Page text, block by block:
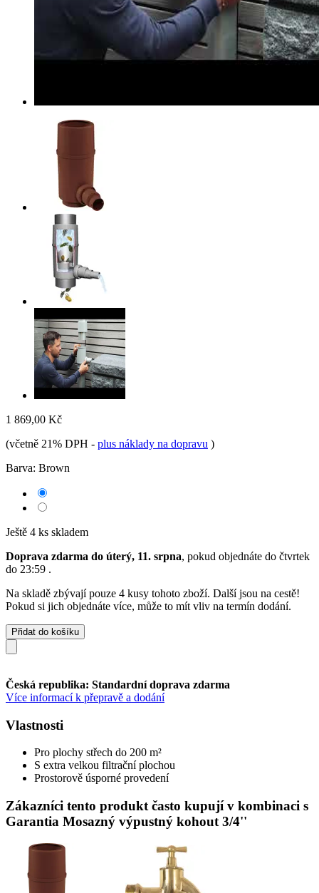
1 869,00 Kč
(včetně 21% DPH - plus náklady na dopravu )
Barva: Brown
Ještě 4 ks skladem
Doprava zdarma do úterý, 11. srpna, pokud objednáte do čtvrtek
do 23:59 .
Na skladě zbývají pouze 4 kusy tohoto zboží. Další jsou na cestě!
Pokud si jich objednáte více, může to mít vliv na termín dodání.
Přidat do košíku
Česká republika: Standardní doprava zdarma
Více informací k přepravě a dodání
Vlastnosti
Pro plochy střech do 200 m²
S extra velkou filtrační plochou
Prostorově úsporné provedení
Zákazníci tento produkt často kupují v kombinaci s
Garantia Mosazný výpustný kohout 3/4''